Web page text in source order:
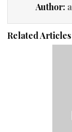
Author:
Related Articles